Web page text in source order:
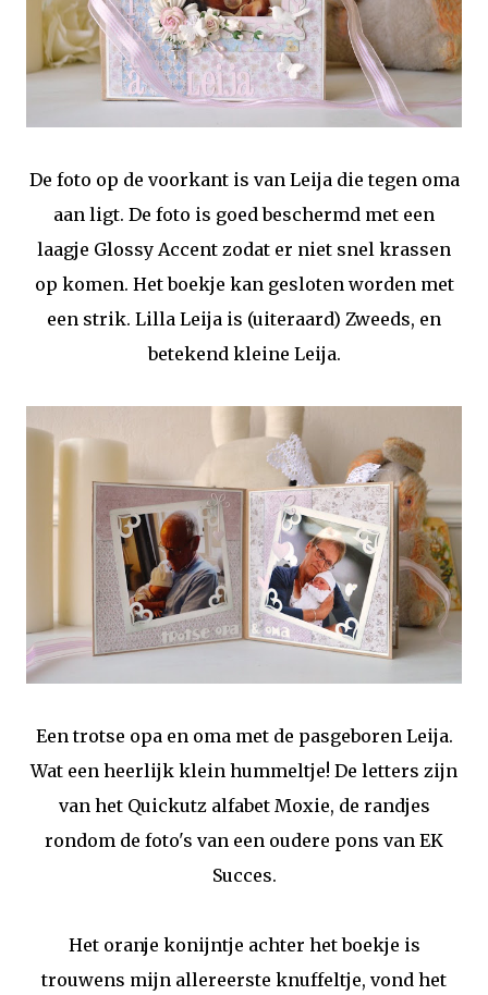
De foto op de voorkant is van Leija die tegen oma
aan ligt. De foto is goed beschermd met een
laagje Glossy Accent zodat er niet snel krassen
op komen. Het boekje kan gesloten worden met
een strik. Lilla Leija is (uiteraard) Zweeds, en
betekend kleine Leija.
Een trotse opa en oma met de pasgeboren Leija.
Wat een heerlijk klein hummeltje! De letters zijn
van het Quickutz alfabet Moxie, de randjes
rondom de foto's van een oudere pons van EK
Succes.
Het oranje konijntje achter het boekje is
trouwens mijn allereerste knuffeltje, vond het